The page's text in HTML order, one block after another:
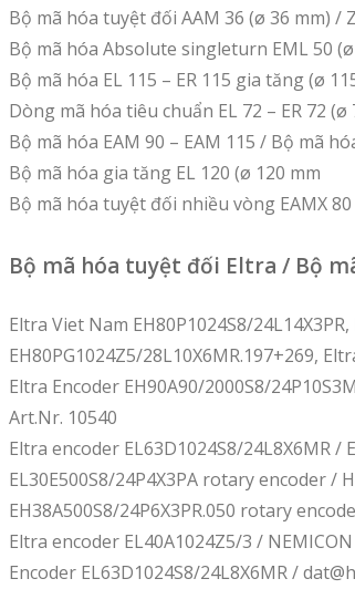
Bộ mã hóa tuyệt đối AAM 36 (ø 36 mm) /
Bộ mã hóa Absolute singleturn EML 50
Bộ mã hóa EL 115 – ER 115 gia tăng (ø
Dòng mã hóa tiêu chuẩn EL 72 – ER 72 (ø
Bộ mã hóa EAM 90 – EAM 115 / Bộ mã
Bộ mã hóa gia tăng EL 120 (ø 120 mm
Bộ mã hóa tuyệt đối nhiều vòng EAMX
Bộ mã hóa tuyệt đối Eltra / Bộ
Eltra Viet Nam EH80P1024S8/
EH80PG1024Z5/28L10X6MR.197+269,
Eltra Encoder EH90A90/2000S8/
Art.Nr. 10540
Eltra encoder EL63D1024S8/24L8X6MR
EL30E500S8/24P4X3PA rotary encoder /
EH38A500S8/24P6X3PR.050 rotary
Eltra encoder EL40A1024Z5/3 /
Encoder EL63D1024S8/24L8X6MR /